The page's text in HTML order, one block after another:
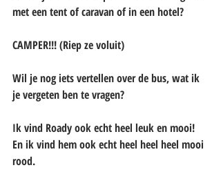
met een tent of caravan of in een hotel?
CAMPER!!! (Riep ze voluit)
Wil je nog iets vertellen over de bus, wat ik
je vergeten ben te vragen?
Ik vind Roady ook echt heel leuk en mooi!
En ik vind hem ook echt heel heel heel mooi
rood.